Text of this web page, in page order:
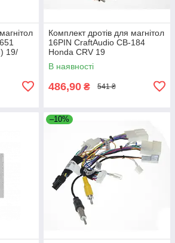
19/
Комплект дротів для магнітол
16PIN CraftAudio CB-184
Honda CRV 19
В наявності
486,90 ₴ 541 ₴
–10%